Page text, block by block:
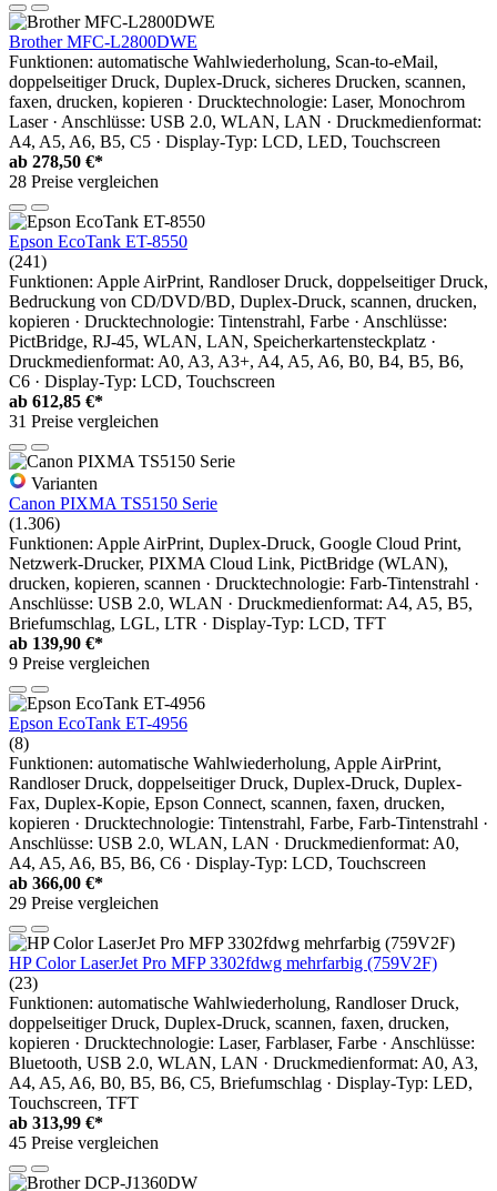
Brother MFC-L2800DWE
Funktionen: automatische Wahlwiederholung, Scan-to-eMail,
doppelseitiger Druck, Duplex-Druck, sicheres Drucken, scannen,
faxen, drucken, kopieren · Drucktechnologie: Laser, Monochrom
Laser · Anschlüsse: USB 2.0, WLAN, LAN · Druckmedienformat:
A4, A5, A6, B5, C5 · Display-Typ: LCD, LED, Touchscreen
ab 278,50 €*
28 Preise vergleichen
Epson EcoTank ET-8550
(241)
Funktionen: Apple AirPrint, Randloser Druck, doppelseitiger Druck,
Bedruckung von CD/DVD/BD, Duplex-Druck, scannen, drucken,
kopieren · Drucktechnologie: Tintenstrahl, Farbe · Anschlüsse:
PictBridge, RJ-45, WLAN, LAN, Speicherkartensteckplatz ·
Druckmedienformat: A0, A3, A3+, A4, A5, A6, B0, B4, B5, B6,
C6 · Display-Typ: LCD, Touchscreen
ab 612,85 €*
31 Preise vergleichen
Varianten
Canon PIXMA TS5150 Serie
(1.306)
Funktionen: Apple AirPrint, Duplex-Druck, Google Cloud Print,
Netzwerk-Drucker, PIXMA Cloud Link, PictBridge (WLAN),
drucken, kopieren, scannen · Drucktechnologie: Farb-Tintenstrahl ·
Anschlüsse: USB 2.0, WLAN · Druckmedienformat: A4, A5, B5,
Briefumschlag, LGL, LTR · Display-Typ: LCD, TFT
ab 139,90 €*
9 Preise vergleichen
Epson EcoTank ET-4956
(8)
Funktionen: automatische Wahlwiederholung, Apple AirPrint,
Randloser Druck, doppelseitiger Druck, Duplex-Druck, Duplex-
Fax, Duplex-Kopie, Epson Connect, scannen, faxen, drucken,
kopieren · Drucktechnologie: Tintenstrahl, Farbe, Farb-Tintenstrahl ·
Anschlüsse: USB 2.0, WLAN, LAN · Druckmedienformat: A0,
A4, A5, A6, B5, B6, C6 · Display-Typ: LCD, Touchscreen
ab 366,00 €*
29 Preise vergleichen
HP Color LaserJet Pro MFP 3302fdwg mehrfarbig (759V2F)
(23)
Funktionen: automatische Wahlwiederholung, Randloser Druck,
doppelseitiger Druck, Duplex-Druck, scannen, faxen, drucken,
kopieren · Drucktechnologie: Laser, Farblaser, Farbe · Anschlüsse:
Bluetooth, USB 2.0, WLAN, LAN · Druckmedienformat: A0, A3,
A4, A5, A6, B0, B5, B6, C5, Briefumschlag · Display-Typ: LED,
Touchscreen, TFT
ab 313,99 €*
45 Preise vergleichen